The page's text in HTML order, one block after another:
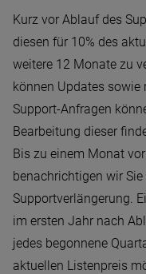
Kurz vor Ablauf des
diesen für 10% des
weitere 12 Monate zu
können Updates sowie
Support-Anfragen
Bearbeitung dieser
Bis zu einem Monat
benachrichtigen wir
Supportverlängerung.
im ersten Jahr nach
jedes begonnene
aktuellen Listenpreis